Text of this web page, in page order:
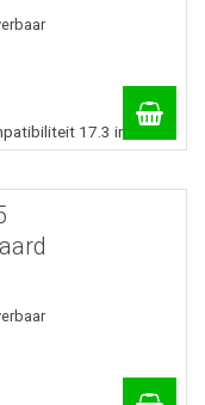
17.3 inch cm